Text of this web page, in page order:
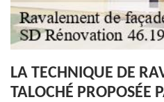
LA TECHNIQUE DE
TALOCHÉ PROPOSÉE